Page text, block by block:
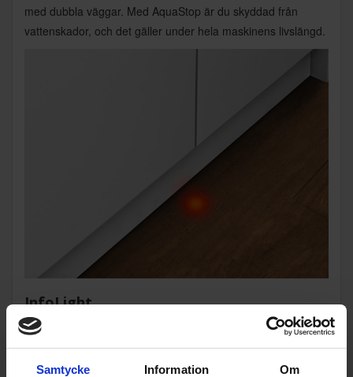
Samtycke Information Om
med dubbla väggar. Med AquaStop är du skyddad från
vattenskador, och det gäller under hela maskinens livslängd.
InfoLight
Den röda InfoLight-punkten på golvet visar tydligt när
diskmaskinen är i gång och släcks automatiskt när
programmet är klart, vilket gör det enkelt att se om disken är